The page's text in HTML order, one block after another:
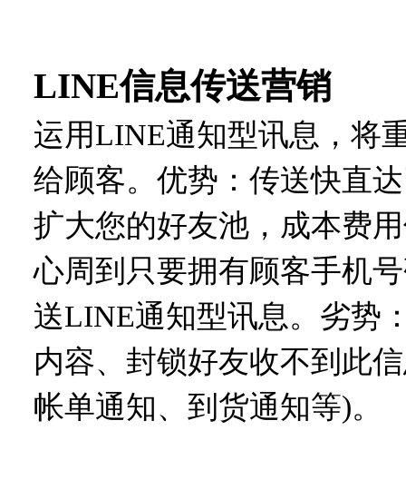
LINE信息传送营销
运用LINE通知型讯息，将
给顾客。优势：传送快直
扩大您的好友池，成本费
心周到只要拥有顾客手机
送LINE通知型讯息。劣势
内容、 封锁好友收不到此
帐单通知、到货通知等)。